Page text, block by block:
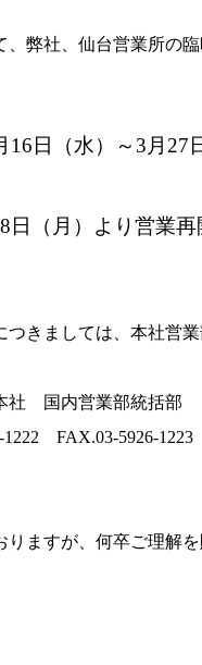
、弊社、仙台営業所の
16 日（水）～ 3 月 27
日（月）より営業再
つきましては、本社営
内営業部統括部
FAX.03-5926-1223
りますが、何卒ご理解